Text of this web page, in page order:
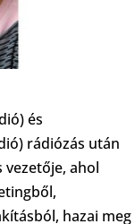
és
rádiózás után
ahol
hazai meg